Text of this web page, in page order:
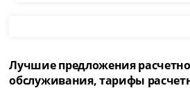
Лучшие предложения
обслуживания, тарифы